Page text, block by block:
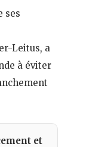
ses
Leitus, a
à éviter
et